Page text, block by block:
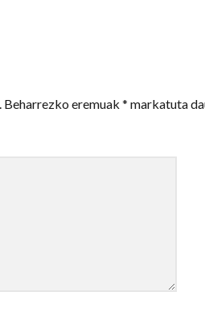
Beharrezko eremuak* markatuta